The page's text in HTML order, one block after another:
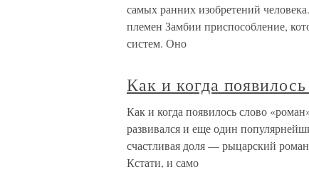
самых ранних изобретений
племен Замбии приспособление,
систем. Оно
Как и когда
Как и когда появилось слово
развивался и еще один
счастливая доля — рыцарский
Кстати, и само